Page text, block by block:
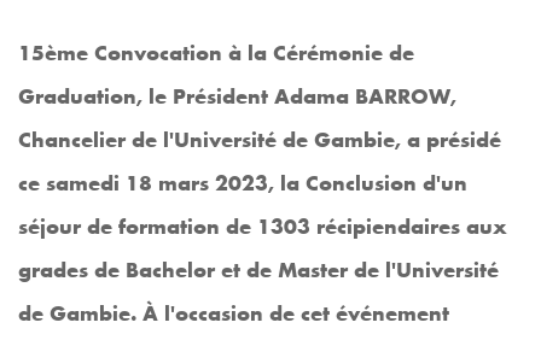
15ème Convocation à la Cérémonie de
Graduation, le Président Adama BARROW,
Chancelier de l'Université de Gambie, a présidé
ce samedi 18 mars 2023, la Conclusion d'un
séjour de formation de 1303 récipiendaires aux
grades de Bachelor et de Master de l'Université
de Gambie. À l'occasion de cet événement